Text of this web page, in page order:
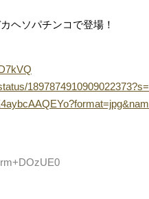
ヘソパチンコで登場！